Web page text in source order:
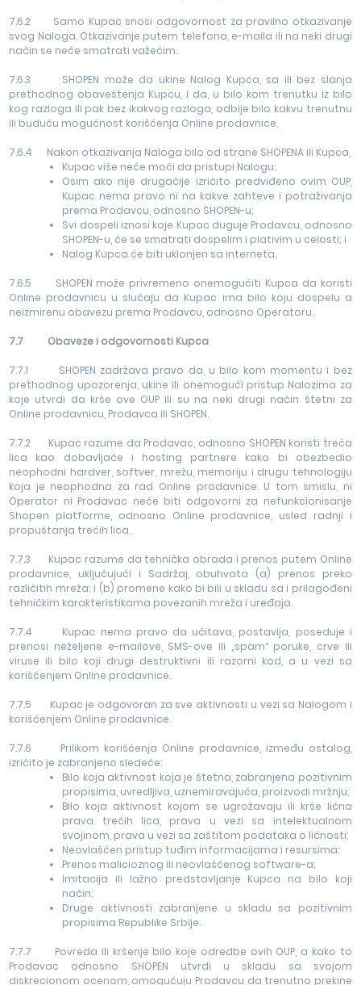
7.6.2 Samo Kupac snosi odgovornost za pravilno otkazivanje
svog Naloga. Otkazivanje putem telefona, e-maila ili na neki drugi
način se neće smatrati važećim.
7.6.3 SHOPEN može da ukine Nalog Kupca, sa ili bez slanja
prethodnog obaveštenja Kupcu, i da, u bilo kom trenutku iz bilo
kog razloga ili pak bez ikakvog razloga, odbije bilo kakvu trenutnu
ili buduću mogućnost korišćenja Online prodavnice.
7.6.4 Nakon otkazivanja Naloga bilo od strane SHOPENA ili Kupca,
Kupac više neće moći da pristupi Nalogu;
Osim ako nije drugačije izričito predviđeno ovim OUP,
Kupac nema pravo ni na kakve zahteve i potraživanja
prema Prodavcu, odnosno SHOPEN-u;
Svi dospeli iznosi koje Kupac duguje Prodavcu, odnosno
SHOPEN-u, će se smatrati dospelim i plativim u celosti; i
Nalog Kupca će biti uklonjen sa interneta.
7.6.5 SHOPEN može privremeno onemogućiti Kupca da koristi
Online prodavnicu u slučaju da Kupac ima bilo koju dospelu a
neizmirenu obavezu prema Prodavcu, odnosno Operatoru.
7.7 Obaveze i odgovornosti Kupca
7.7.1 SHOPEN zadržava pravo da, u bilo kom momentu i bez
prethodnog upozorenja, ukine ili onemogući pristup Nalozima za
koje utvrdi da krše ove OUP ili su na neki drugi način štetni za
Online prodavnicu, Prodavca ili SHOPEN.
7.7.2 Kupac razume da Prodavac, odnosno SHOPEN koristi treća
lica kao dobavljače i hosting partnere kako bi obezbedio
neophodni hardver, softver, mrežu, memoriju i drugu tehnologiju
koja je neophodna za rad Online prodavnice. U tom smislu, ni
Operator ni Prodavac neće biti odgovorni za nefunkcionisanje
Shopen platforme, odnosno Online prodavnice, usled radnji i
propuštanja trećih lica.
7.7.3 Kupac razume da tehnička obrada i prenos putem Online
prodavnice, uključujući i Sadržaj, obuhvata (a) prenos preko
različitih mreža; i (b) promene kako bi bili u skladu sa i prilagođeni
tehničkim karakteristikama povezanih mreža i uređaja.
7.7.4 Kupac nema pravo da učitava, postavlja, poseduje i
prenosi neželjene e-mailove, SMS-ove ili „spam“ poruke, crve ili
viruse ili bilo koji drugi destruktivni ili razorni kod, a u vezi sa
korišćenjem Online prodavnice.
7.7.5 Kupac je odgovoran za sve aktivnosti u vezi sa Nalogom i
korišćenjem Online prodavnice.
7.7.6 Prilikom korišćenja Online prodavnice, između ostalog,
izričito je zabranjeno sledeće:
Bilo koja aktivnost koja je štetna, zabranjena pozitivnim
propisima, uvredljiva, uznemiravajuća, proizvodi mržnju;
Bilo koja aktivnost kojom se ugrožavaju ili krše lična
prava trećih lica, prava u vezi sa intelektualnom
svojinom, prava u vezi sa zaštitom podataka o ličnosti;
Neovlašćen pristup tuđim informacijama i resursima;
Prenos malicioznog ili neovlašćenog software-a;
Imitacija ili lažno predstavljanje Kupca na bilo koji
način;
Druge aktivnosti zabranjene u skladu sa pozitivnim
propisima Republike Srbije.
7.7.7 Povreda ili kršenje bilo koje odredbe ovih OUP, a kako to
Prodavac odnosno SHOPEN utvrdi u skladu sa svojom
diskrecionom ocenom, omogućuju Prodavcu da trenutno prekine